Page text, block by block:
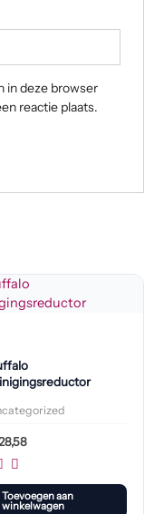
in deze browser
reactie plaats.
Toevoegen aan
winkelwagen